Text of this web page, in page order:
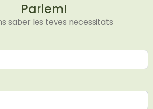
Parlem!
saber les teves necessitats